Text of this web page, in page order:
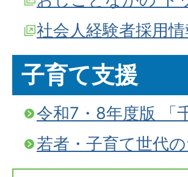
社会人経験者採用
子育て支援
令和7・8年度版 「
若者・子育て世代